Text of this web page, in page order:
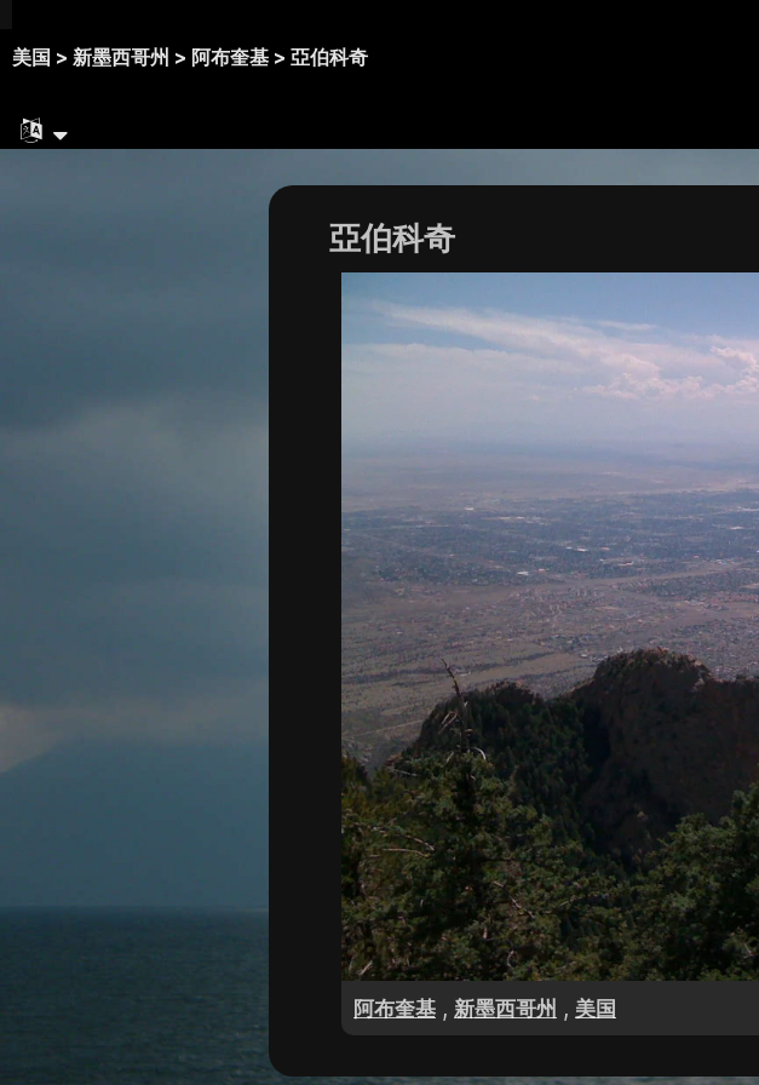
美国 > 新墨西哥州 > 阿布奎基 > 亞伯科奇
亞伯科奇
阿布奎基 , 新墨西哥州 , 美国